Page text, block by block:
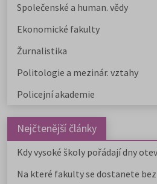
Společenské a human. vědy
Ekonomické fakulty
Žurnalistika
Politologie a mezinár. vztahy
Policejní akademie
Nejčtenější články
Kdy vysoké školy pořádají dny
Na které fakulty se dostanete